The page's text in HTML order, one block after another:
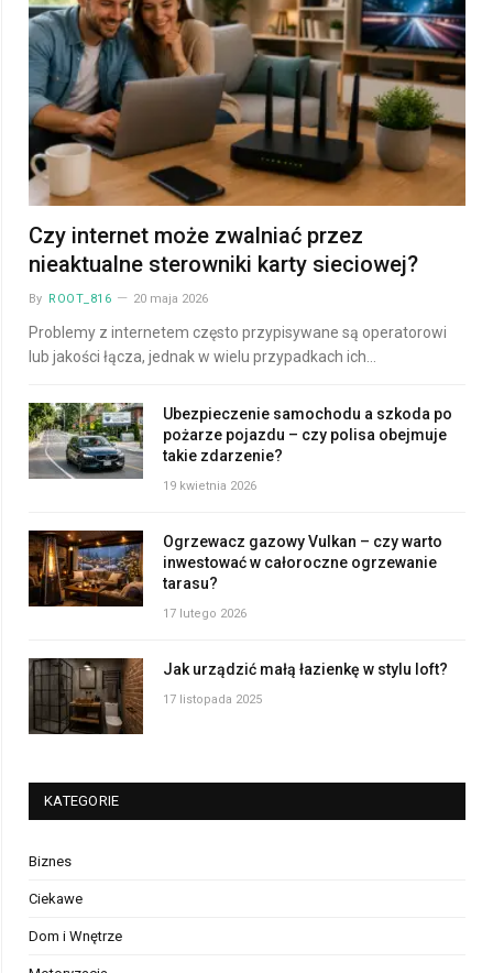
Czy internet może zwalniać przez
nieaktualne sterowniki karty sieciowej?
By ROOT_816 20 maja 2026
Problemy z internetem często przypisywane są operatorowi
lub jakości łącza, jednak w wielu przypadkach ich…
Ubezpieczenie samochodu a szkoda po
pożarze pojazdu – czy polisa obejmuje
takie zdarzenie?
19 kwietnia 2026
Ogrzewacz gazowy Vulkan – czy warto
inwestować w całoroczne ogrzewanie
tarasu?
17 lutego 2026
Jak urządzić małą łazienkę w stylu loft?
17 listopada 2025
KATEGORIE
Biznes
Ciekawe
Dom i Wnętrze